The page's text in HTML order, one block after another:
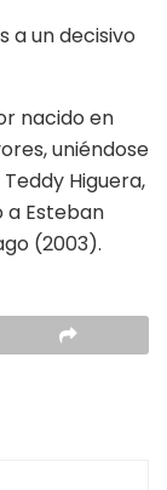
a un decisivo
nacido en
uniéndose
Higuera,
a Esteban
(2003).